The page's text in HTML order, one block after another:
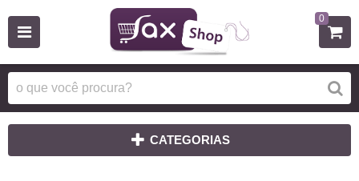
0
CATEGORIAS